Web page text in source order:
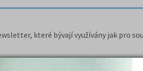
které bývají využívány jak pro